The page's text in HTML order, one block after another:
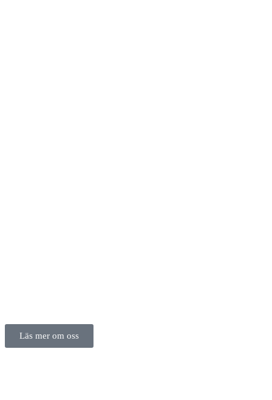
Läs mer om oss